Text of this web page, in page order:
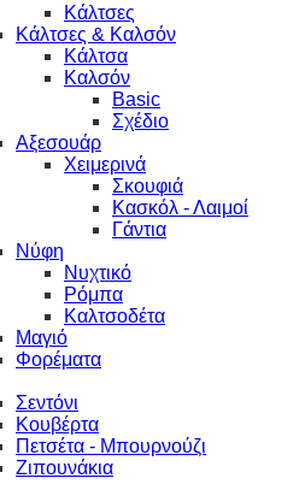
Κάλτσες
Κάλτσες & Καλσόν
Κάλτσα
Καλσόν
Basic
Σχέδιο
Αξεσουάρ
Χειμερινά
Σκουφιά
Κασκόλ - Λαιμοί
Γάντια
Νύφη
Νυχτικό
Ρόμπα
Καλτσοδέτα
Μαγιό
Φορέματα
Σεντόνι
Κουβέρτα
Πετσέτα - Μπουρνούζι
Ζιπουνάκια